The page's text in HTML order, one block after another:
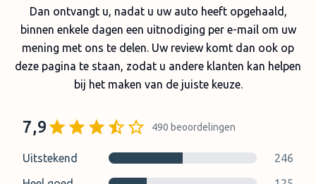
Dan ontvangt u, nadat u uw auto heeft opgehaald,
binnen enkele dagen een uitnodiging per e-mail om uw
mening met ons te delen. Uw review komt dan ook op
deze pagina te staan, zodat u andere klanten kan helpen
bij het maken van de juiste keuze.
7,9 490 beoordelingen
Uitstekend
246